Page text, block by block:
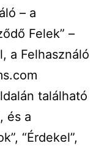
– a
Felek” –
a Felhasználó
található
és a
“Érdekel”,